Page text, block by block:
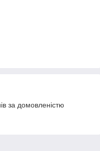
за домовленістю